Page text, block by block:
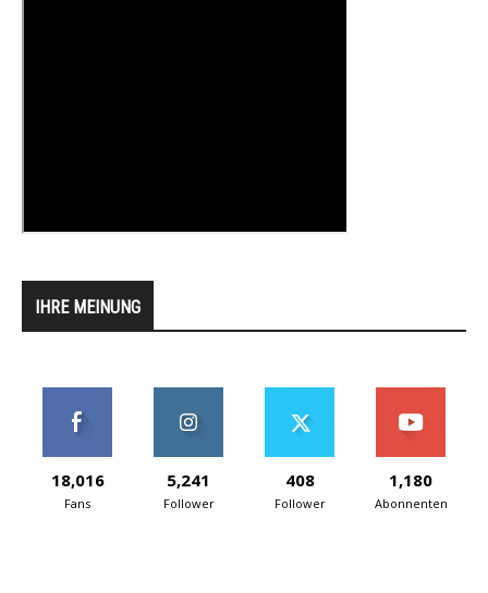
IHRE MEINUNG
18,016
Fans
5,241
Follower
408
Follower
1,180
Abonnenten